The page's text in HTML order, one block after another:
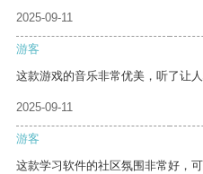
2025-09-11
游客
这款游戏的音乐非常优美，听了让人
2025-09-11
游客
这款学习软件的社区氛围非常好，